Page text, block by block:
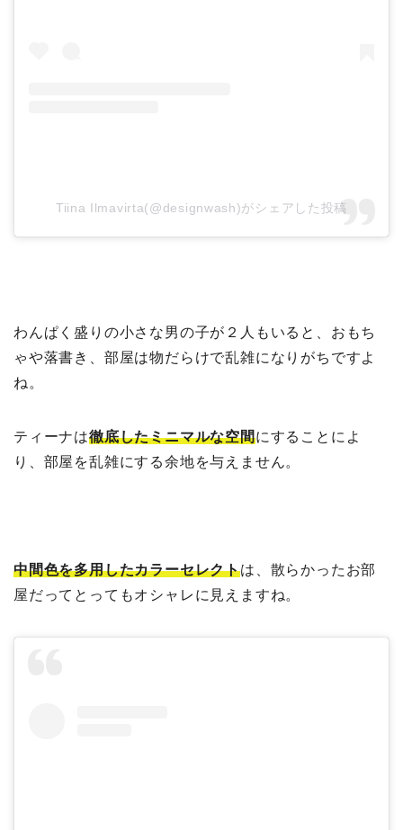
Tiina Ilmavirta(@designwash)がシェアした投稿
わんぱく盛りの小さな男の子が２人もいると、おもち
ゃや落書き、部屋は物だらけで乱雑になりがちですよ
ね。
ティーナは徹底したミニマルな空間にすることによ
り、部屋を乱雑にする余地を与えません。
中間色を多用したカラーセレクトは、散らかったお部
屋だってとってもオシャレに見えますね。